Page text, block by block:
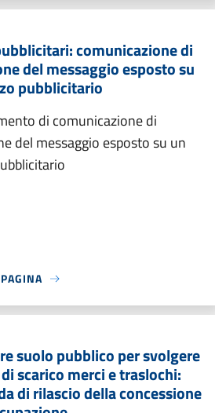
comunicazione di
del messaggio esposto su
pubblicitario
di comunicazione di
del messaggio esposto su un
suolo pubblico per svolgere
scarico merci e traslochi:
di rilascio della concessione